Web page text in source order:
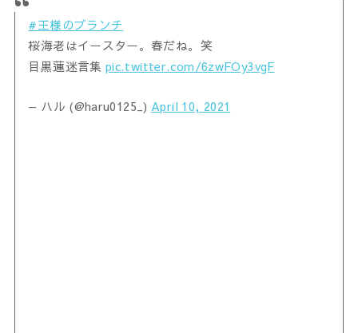
#王様のブランチ
桜海老はイースター。春だね。笑
目黒蓮迷言集 pic.twitter.com/6zwFOy3vgF
— ハル (@haru0125_)April 10, 2021